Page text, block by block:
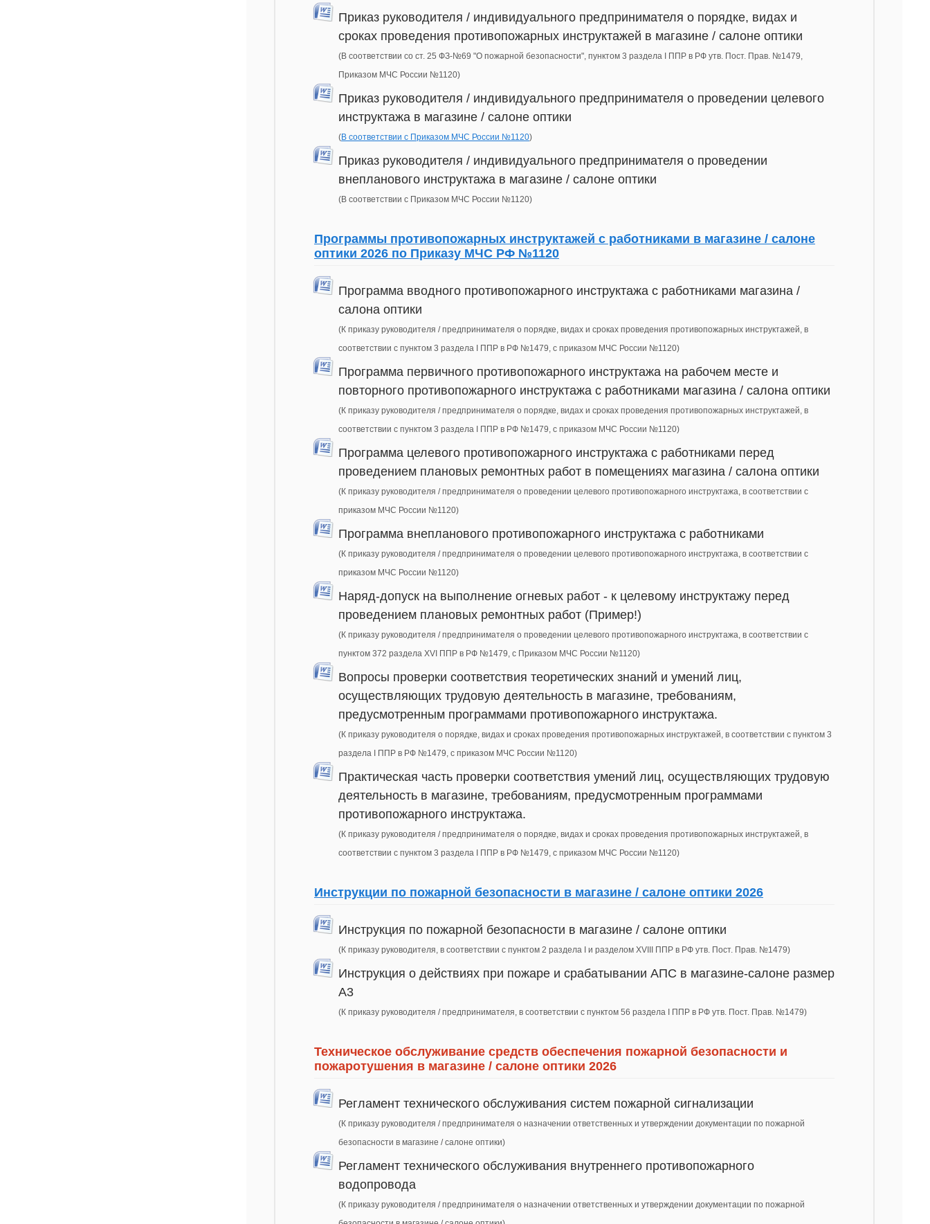
Приказ руководителя / индивидуального предпринимателя о порядке, видах и
сроках проведения противопожарных инструктажей в магазине / салоне оптики
(В соответствии со ст. 25 ФЗ-№69 "О пожарной безопасности", пунктом 3 раздела I ППР в РФ утв. Пост. Прав. №1479,
Приказом МЧС России №1120)
Приказ руководителя / индивидуального предпринимателя о проведении целевого
инструктажа в магазине / салоне оптики
(В соответствии с Приказом МЧС России №1120)
Приказ руководителя / индивидуального предпринимателя о проведении
внепланового инструктажа в магазине / салоне оптики
(В соответствии с Приказом МЧС России №1120)
Программы противопожарных инструктажей с работниками в магазине / салоне
оптики 2026 по Приказу МЧС РФ №1120
Программа вводного противопожарного инструктажа с работниками магазина /
салона оптики
(К приказу руководителя / предпринимателя о порядке, видах и сроках проведения противопожарных инструктажей, в
соответствии с пунктом 3 раздела I ППР в РФ №1479, с приказом МЧС России №1120)
Программа первичного противопожарного инструктажа на рабочем месте и
повторного противопожарного инструктажа с работниками магазина / салона оптики
(К приказу руководителя / предпринимателя о порядке, видах и сроках проведения противопожарных инструктажей, в
соответствии с пунктом 3 раздела I ППР в РФ №1479, с приказом МЧС России №1120)
Программа целевого противопожарного инструктажа с работниками перед
проведением плановых ремонтных работ в помещениях магазина / салона оптики
(К приказу руководителя / предпринимателя о проведении целевого противопожарного инструктажа, в соответствии с
приказом МЧС России №1120)
Программа внепланового противопожарного инструктажа с работниками
(К приказу руководителя / предпринимателя о проведении целевого противопожарного инструктажа, в соответствии с
приказом МЧС России №1120)
Наряд-допуск на выполнение огневых работ - к целевому инструктажу перед
проведением плановых ремонтных работ (Пример!)
(К приказу руководителя / предпринимателя о проведении целевого противопожарного инструктажа, в соответствии с
пунктом 372 раздела XVI ППР в РФ №1479, c Приказом МЧС России №1120)
Вопросы проверки соответствия теоретических знаний и умений лиц,
осуществляющих трудовую деятельность в магазине, требованиям,
предусмотренным программами противопожарного инструктажа.
(К приказу руководителя о порядке, видах и сроках проведения противопожарных инструктажей, в соответствии с пунктом 3
раздела I ППР в РФ №1479, с приказом МЧС России №1120)
Практическая часть проверки соответствия умений лиц, осуществляющих трудовую
деятельность в магазине, требованиям, предусмотренным программами
противопожарного инструктажа.
(К приказу руководителя / предпринимателя о порядке, видах и сроках проведения противопожарных инструктажей, в
соответствии с пунктом 3 раздела I ППР в РФ №1479, с приказом МЧС России №1120)
Инструкции по пожарной безопасности в магазине / салоне оптики 2026
Инструкция по пожарной безопасности в магазине / салоне оптики
(К приказу руководителя, в соответствии с пунктом 2 раздела I и разделом XVIII ППР в РФ утв. Пост. Прав. №1479)
Инструкция о действиях при пожаре и срабатывании АПС в магазине-салоне размер
А3
(К приказу руководителя / предпринимателя, в соответствии с пунктом 56 раздела I ППР в РФ утв. Пост. Прав. №1479)
Техническое обслуживание средств обеспечения пожарной безопасности и
пожаротушения в магазине / салоне оптики 2026
Регламент технического обслуживания систем пожарной сигнализации
(К приказу руководителя / предпринимателя о назначении ответственных и утверждении документации по пожарной
безопасности в магазине / салоне оптики)
Регламент технического обслуживания внутреннего противопожарного
водопровода
(К приказу руководителя / предпринимателя о назначении ответственных и утверждении документации по пожарной